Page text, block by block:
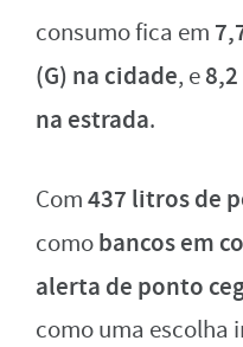
consumo fica em
(G) na cidade, e
na estrada.
Com437 litros de
comobancos em
alerta de ponto
como uma escolha